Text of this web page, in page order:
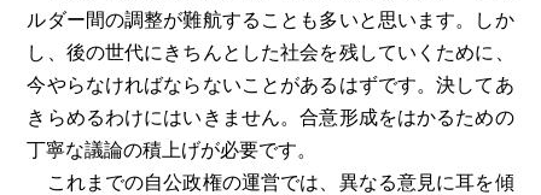
ルダー間の調整が難航することも多いと思います。しか
し、後の世代にきちんとした社会を残していくために、
今やらなければならないことがあるはずです。決してあ
きらめるわけにはいきません。合意形成をはかるための
丁寧な議論の積上げが必要です。
これまでの自公政権の運営では、異なる意見に耳を傾